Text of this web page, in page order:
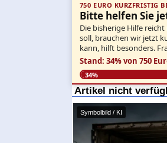
750 EURO KURZFRISTIG
Bitte helfen Sie
Die bisherige Hilfe
soll, brauchen wir jetzt
kann, hilft besonders.
Stand: 34% von 750
34%
Artikel nicht
Symbolbild / KI